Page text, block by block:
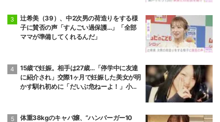
辻希美（39）、中2次男の荷造りをする様
子に賛否の声「すんごい過保護…」「全部
ママが準備してくれるんだ」
15歳で妊娠。相手は27歳…「停学中に友達
に紹介され」交際1ヶ月で妊娠した美女が明
かす馴れ初めに「だいぶ危ねーよ！」小森
体重38kgのキャバ嬢、“ハンバーガー10